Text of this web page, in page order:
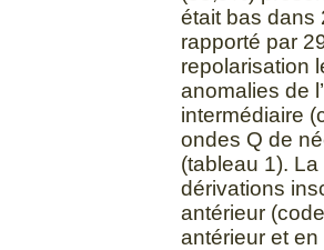
était bas dans
rapporté par
repolarisation
anomalies de
intermédiaire
ondes Q de
(tableau 1).
dérivations
antérieur
antérieur et